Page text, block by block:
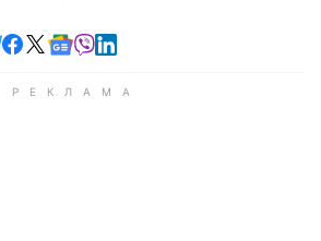
Читайте у Telegram
Читайте у Facebook
Читайте у X
Читайте у Google news
Читайте у Viber
Читайте у LinkedIn